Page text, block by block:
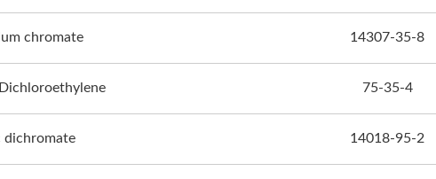
chromate 14307-35-8
75-35-4
dichromate 14018-95-2